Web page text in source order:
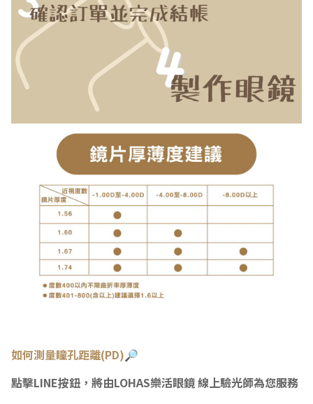
如何測量瞳孔距離(PD)🔎
點擊LINE按鈕，將由LOHAS樂活眼鏡 線上驗光師為您服務